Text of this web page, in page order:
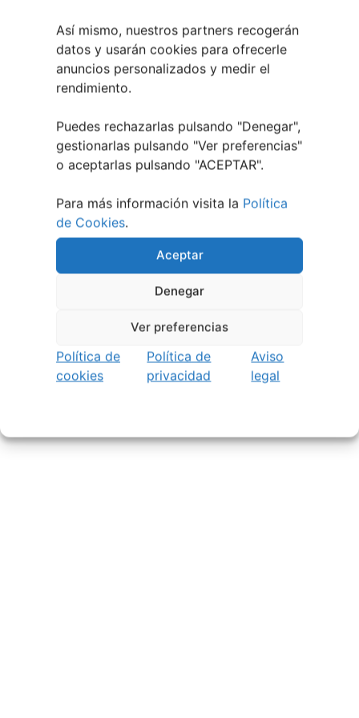
Así mismo, nuestros partners recogerán
datos y usarán cookies para ofrecerle
anuncios personalizados y medir el
rendimiento.
Puedes rechazarlas pulsando "Denegar",
gestionarlas pulsando "Ver preferencias"
o aceptarlas pulsando "ACEPTAR".
Para más información visita la Política
de Cookies.
Aceptar
Denegar
Ver preferencias
Política de
cookies
Política de
privacidad
Aviso
legal